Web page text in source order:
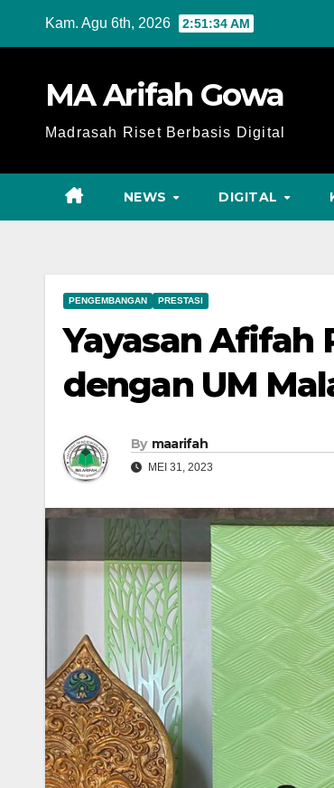
Kam. Agu 6th, 2026 2:51:35 AM
MA Arifah Gowa
Madrasah Riset Berbasis Digital
NEWS DIGITAL
PENGEMBANGAN PRESTASI
Yayasan Afifah
dengan UM
By maarifah
MEI 31, 2023